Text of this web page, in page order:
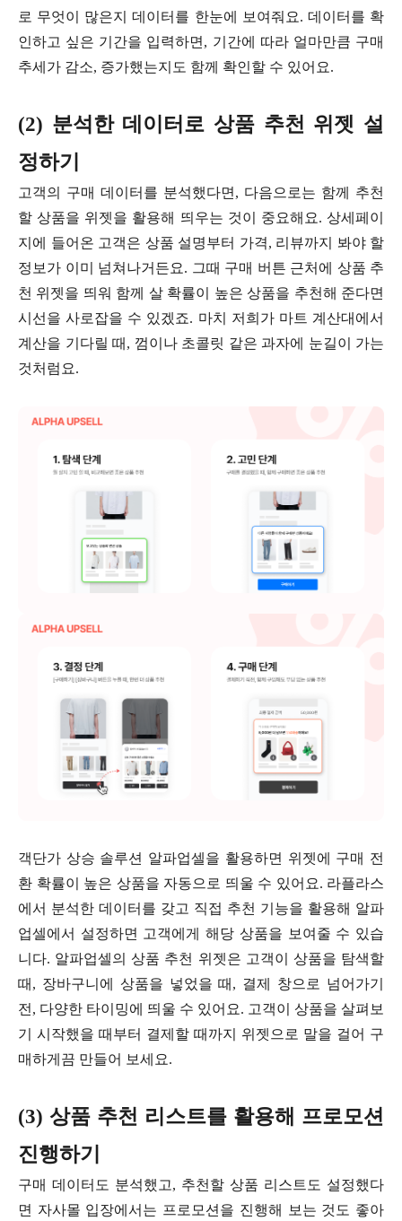
로 무엇이 많은지 데이터를 한눈에 보여줘요. 데이터를 확
인하고 싶은 기간을 입력하면, 기간에 따라 얼마만큼 구매
추세가 감소, 증가했는지도 함께 확인할 수 있어요.
(2) 분석한 데이터로 상품 추천 위젯 설
정하기
고객의 구매 데이터를 분석했다면, 다음으로는 함께 추천
할 상품을 위젯을 활용해 띄우는 것이 중요해요. 상세페이
지에 들어온 고객은 상품 설명부터 가격, 리뷰까지 봐야 할
정보가 이미 넘쳐나거든요. 그때 구매 버튼 근처에 상품 추
천 위젯을 띄워 함께 살 확률이 높은 상품을 추천해 준다면
시선을 사로잡을 수 있겠죠. 마치 저희가 마트 계산대에서
계산을 기다릴 때, 껌이나 초콜릿 같은 과자에 눈길이 가는
것처럼요.
객단가 상승 솔루션 알파업셀을 활용하면 위젯에 구매 전
환 확률이 높은 상품을 자동으로 띄울 수 있어요. 라플라스
에서 분석한 데이터를 갖고 직접 추천 기능을 활용해 알파
업셀에서 설정하면 고객에게 해당 상품을 보여줄 수 있습
니다. 알파업셀의 상품 추천 위젯은 고객이 상품을 탐색할
때, 장바구니에 상품을 넣었을 때, 결제 창으로 넘어가기
전, 다양한 타이밍에 띄울 수 있어요. 고객이 상품을 살펴보
기 시작했을 때부터 결제할 때까지 위젯으로 말을 걸어 구
매하게끔 만들어 보세요.
(3) 상품 추천 리스트를 활용해 프로모션
진행하기
구매 데이터도 분석했고, 추천할 상품 리스트도 설정했다
면 자사몰 입장에서는 프로모션을 진행해 보는 것도 좋아